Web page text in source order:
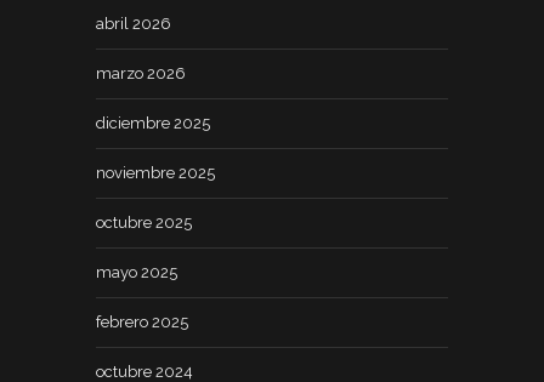
abril 2026
marzo 2026
diciembre 2025
noviembre 2025
octubre 2025
mayo 2025
febrero 2025
octubre 2024